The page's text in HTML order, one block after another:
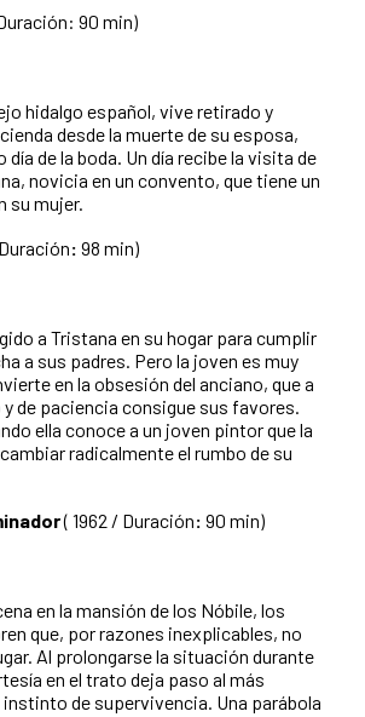
90 min)
hidalgo español, vive retirado y
desde la muerte de su esposa,
de la boda. Un día recibe la visita de
novicia en un convento, que tiene un
su mujer.
: 98 min)
a Tristana en su hogar para cumplir
a sus padres. Pero la joven es muy
en la obsesión del anciano, que a
de paciencia consigue sus favores.
ella conoce a un joven pintor que la
radicalmente el rumbo de su
( 1962 / Duración: 90 min)
en la mansión de los Nóbile, los
que, por razones inexplicables, no
Al prolongarse la situación durante
en el trato deja paso al más
de supervivencia. Una parábola